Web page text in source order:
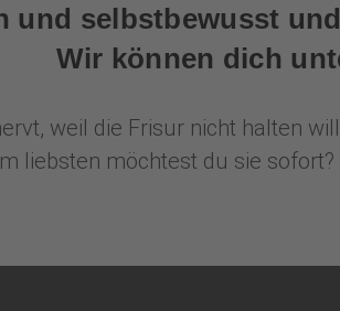
und selbstbewusst
Wir können dich
weil die Frisur nicht halten
liebsten möchtest du sie sofort?